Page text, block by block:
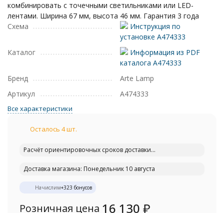
комбинировать с точечными светильниками или LED-
лентами. Ширина 67 мм, высота 46 мм. Гарантия 3 года
Схема
Инструкция по
установке A474333
Каталог
Информация из PDF
каталога A474333
Бренд
Arte Lamp
Артикул
A474333
Все характеристики
Осталось 4 шт.
Расчёт ориентировочных сроков доставки...
Доставка магазина: Понедельник 10 августа
Начислим+323 бонусов
Розничная цена 16 130 ₽